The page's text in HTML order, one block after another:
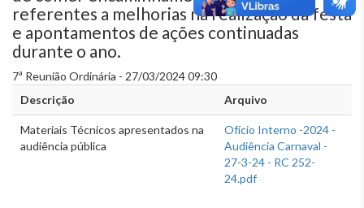
referentes a melhorias na realização da festa
e apontamentos de ações continuadas
durante o ano.
7ª Reunião Ordinária - 27/03/2024 09:30
Descrição
Arquivo
Materiais Técnicos apresentados na
audiência pública
Ofício Interno -2024 -
Audiência Carnaval -
27-3-24 - RC 252-
24.pdf